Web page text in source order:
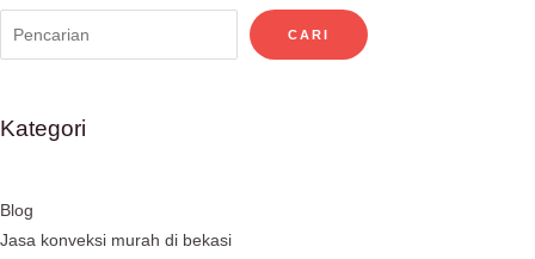
CARI
Kategori
Blog
Jasa konveksi murah di bekasi